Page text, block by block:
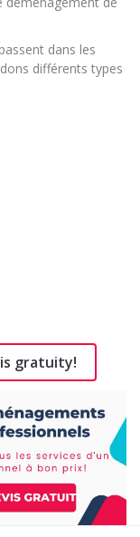
dans les
différents types
gratuity!